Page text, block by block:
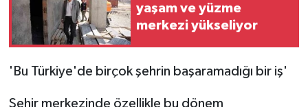
yaşam ve yüzme
merkezi yükseliyor
'Bu Türkiye'de birçok şehrin başaramadığı bir iş'
Şehir merkezinde özellikle bu dönem